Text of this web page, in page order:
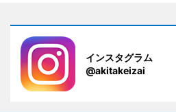
インスタグラム
@akitakeizai